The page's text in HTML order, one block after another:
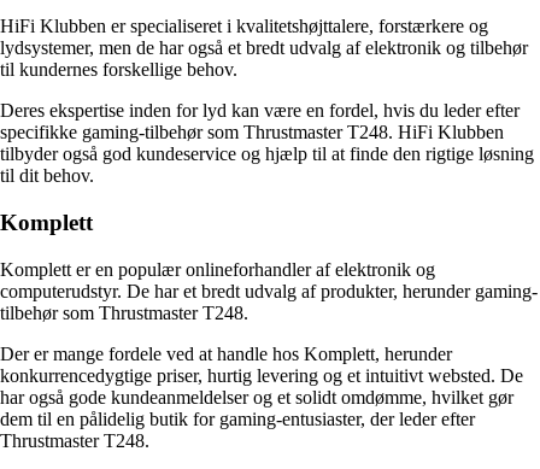
HiFi Klubben er specialiseret i kvalitetshøjttalere, forstærkere og
lydsystemer, men de har også et bredt udvalg af elektronik og tilbehør
til kundernes forskellige behov.
Deres ekspertise inden for lyd kan være en fordel, hvis du leder efter
specifikke gaming-tilbehør som Thrustmaster T248. HiFi Klubben
tilbyder også god kundeservice og hjælp til at finde den rigtige løsning
til dit behov.
Komplett
Komplett er en populær onlineforhandler af elektronik og
computerudstyr. De har et bredt udvalg af produkter, herunder gaming-
tilbehør som Thrustmaster T248.
Der er mange fordele ved at handle hos Komplett, herunder
konkurrencedygtige priser, hurtig levering og et intuitivt websted. De
har også gode kundeanmeldelser og et solidt omdømme, hvilket gør
dem til en pålidelig butik for gaming-entusiaster, der leder efter
Thrustmaster T248.